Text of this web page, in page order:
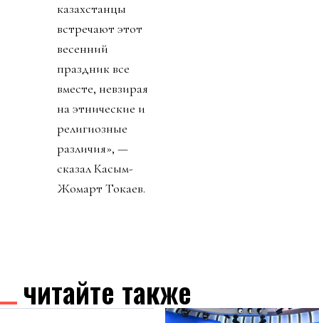
казахстанцы
встречают этот
весенний
праздник все
вместе, невзирая
на этнические и
религиозные
различия», —
сказал Касым-
Жомарт Токаев.
читайте также